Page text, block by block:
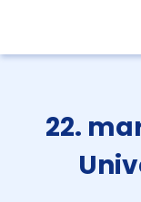
22.